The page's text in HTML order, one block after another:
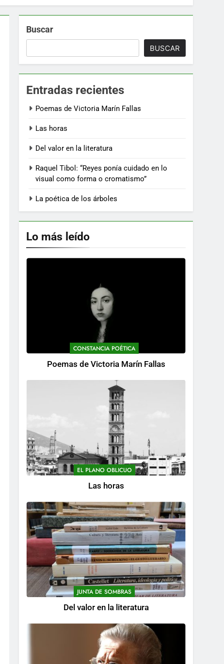
Buscar
BUSCAR
Entradas recientes
Poemas de Victoria Marín Fallas
Las horas
Del valor en la literatura
Raquel Tibol: “Reyes ponía cuidado en lo
visual como forma o cromatismo”
La poética de los árboles
Lo más leído
CONSTANCIA POÉTICA
Poemas de Victoria Marín Fallas
EL PLANO OBLICUO
Las horas
JUNTA DE SOMBRAS
Del valor en la literatura